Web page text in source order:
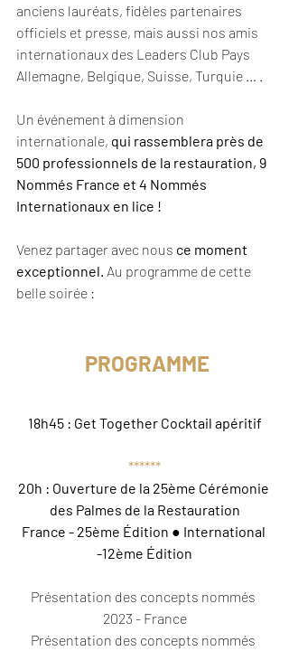
anciens lauréats, fidèles partenaires
officiels et presse, mais aussi nos amis
internationaux des Leaders Club Pays
Allemagne, Belgique, Suisse, Turquie … .
Un événement à dimension
internationale, qui rassemblera près de
500 professionnels de la restauration, 9
Nommés France et 4 Nommés
Internationaux en lice !
Venez partager avec nous ce moment
exceptionnel. Au programme de cette
belle soirée :
PROGRAMME
18h45 : Get Together Cocktail apéritif
******
20h : Ouverture de la 25ème Cérémonie
des Palmes de la Restauration
France - 25ème Édition ● International
-12ème Édition
Présentation des concepts nommés
2023 - France
Présentation des concepts nommés